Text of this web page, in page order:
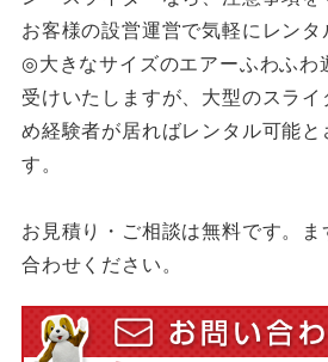
お客様の設営運営で気軽にレンタ
◎大きなサイズのエアーふわふわ
受けいたしますが、大型のスライ
め経験者が居ればレンタル可能と
す。
お見積り・ご相談は無料です。
合わせください。